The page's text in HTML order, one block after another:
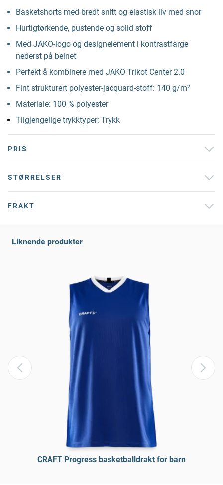
Basketshorts med bredt snitt og elastisk liv med snor
Hurtigtørkende, pustende og solid stoff
Med JAKO-logo og designelement i kontrastfarge
nederst på beinet
Perfekt å kombinere med JAKO Trikot Center 2.0
Fint strukturert polyester-jacquard-stoff: 140 g/m²
Materiale: 100 % polyester
Tilgjengelige trykktyper: Trykk
PRIS
STØRRELSER
FRAKT
Liknende produkter
CRAFT Progress basketballdrakt for barn